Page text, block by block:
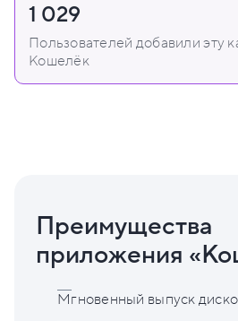
1 029
Пользователей добавили эту
Кошелёк
Преимущества
приложения
Мгновенный выпуск